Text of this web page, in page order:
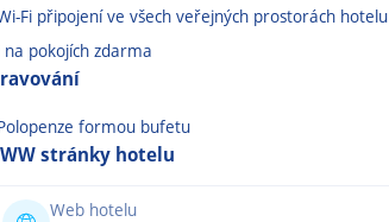
Fi připojení ve všech veřejných prostorách hotelu
na pokojích zdarma
formou bufetu
stránky hotelu
Web hotelu